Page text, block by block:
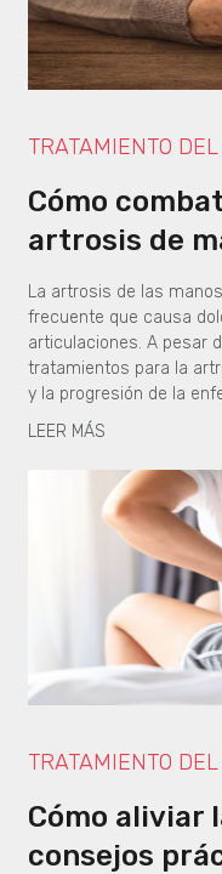
TRATAMIENTO DEL
Cómo
artrosis de
La artrosis de las
frecuente que causa
articulaciones. A pesar
tratamientos para la
y la progresión de la
LEER MÁS
TRATAMIENTO DEL
Cómo aliviar
consejos